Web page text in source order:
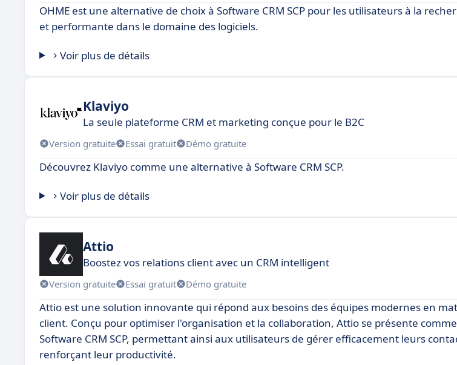
OHME est une alternative de choix à Software CRM SCP pour les utilisateurs à la
et performante dans le domaine des logiciels.
Voir plus de détails
Klaviyo
La seule plateforme CRM et marketing conçue pour le B2C
Version gratuite Essai gratuit Démo gratuite
Découvrez Klaviyo comme une alternative à Software CRM SCP.
Voir plus de détails
Attio
Boostez vos relations client avec un CRM intelligent
Version gratuite Essai gratuit Démo gratuite
Attio est une solution innovante qui répond aux besoins des équipes modernes en
client. Conçu pour optimiser l'organisation et la collaboration, Attio se présente
Software CRM SCP, permettant ainsi aux utilisateurs de gérer efficacement leurs
renforçant leur productivité.